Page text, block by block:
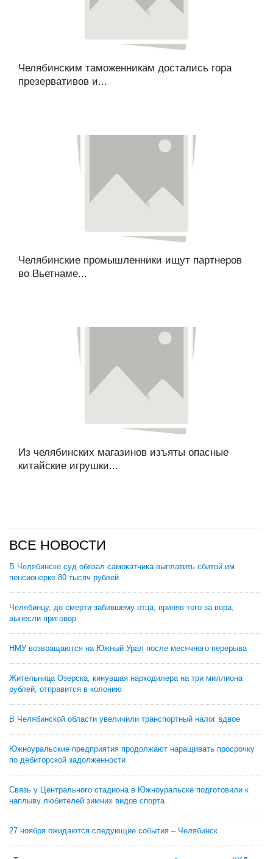
Челябинским таможенникам достались гора
презервативов и...
Челябинские промышленники ищут партнеров
во Вьетнаме...
Из челябинских магазинов изъяты опасные
китайские игрушки...
ВСЕ НОВОСТИ
В Челябинске суд обязал самокатчика выплатить сбитой им
пенсионерке 80 тысяч рублей
Челябинцу, до смерти забившему отца, приняв того за вора,
вынесли приговор
НМУ возвращаются на Южный Урал после месячного перерыва
Жительница Озерска, кинувшая наркодилера на три миллиона
рублей, отправится в колонию
В Челябинской области увеличили транспортный налог вдвое
Южноуральские предприятия продолжают наращивать просрочку
по дебиторской задолженности
Связь у Центрального стадиона в Южноуральске подготовили к
наплыву любителей зимних видов спорта
27 ноября ожидаются следующие события – Челябинск